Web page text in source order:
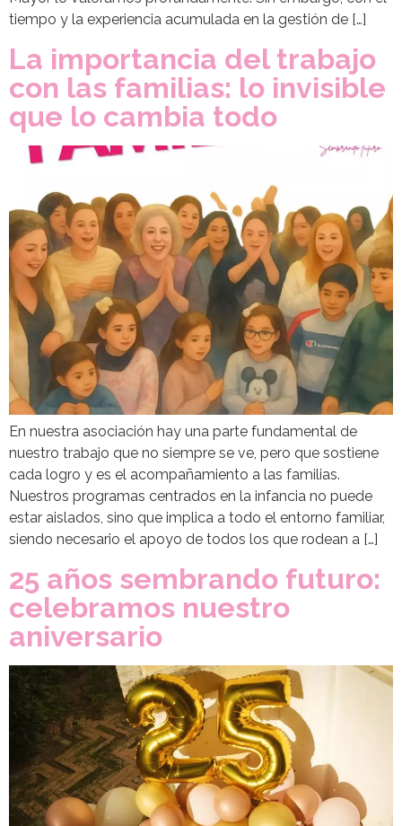
tiempo y la experiencia acumulada en la gestión de […]
La importancia del trabajo
con las familias: lo invisible
que lo cambia todo
En nuestra asociación hay una parte fundamental de
nuestro trabajo que no siempre se ve, pero que sostiene
cada logro y es el acompañamiento a las familias.
Nuestros programas centrados en la infancia no puede
estar aislados, sino que implica a todo el entorno familiar,
siendo necesario el apoyo de todos los que rodean a […]
25 años sembrando futuro:
celebramos nuestro
aniversario